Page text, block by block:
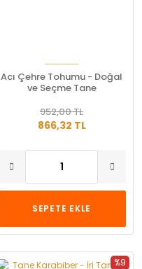
Acı Çehre Tohumu - Doğal
ve Seçme Tane
866,32 TL
952,00 TL
SEPETE EKLE
%9